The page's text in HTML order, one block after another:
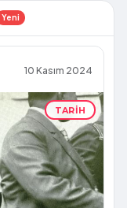
Yeni
10 Kasım 2024
TARIH